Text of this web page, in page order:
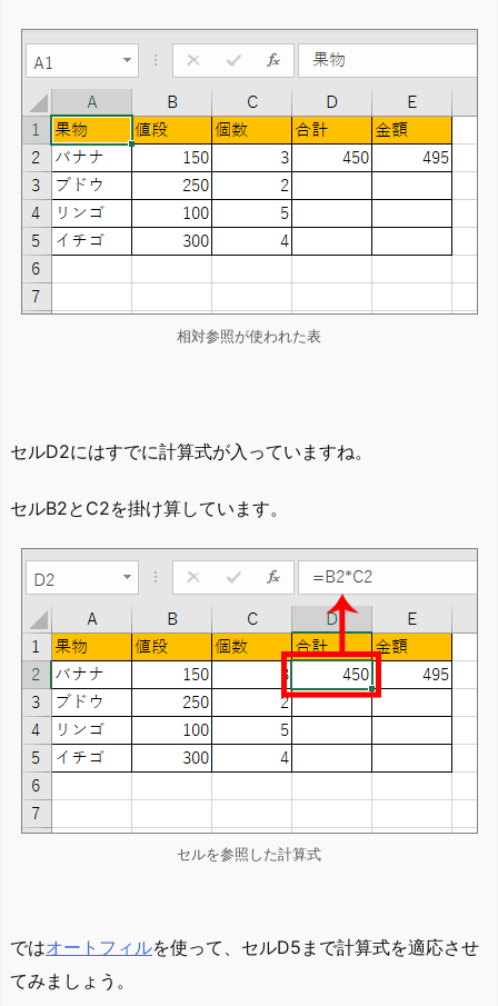
相対参照が使われた表
セルD2にはすでに計算式が入っていますね。
セルB2とC2を掛け算しています。
セルを参照した計算式
ではオートフィルを使って、セルD5まで計算式を適応させ
てみましょう。